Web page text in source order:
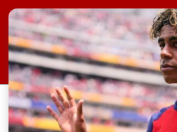
গুরুত্বপূর্ণ ফুটবলার
পোরোকে মূল অনুশীলনে
কোচিং স্টাফ জানিয়েছে,
পেশিতে অতিরিক্ত চাপ
সতর্কতামূলক […]